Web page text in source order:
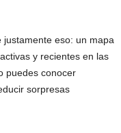
justamente eso: un mapa
y recientes en las
puedes conocer
sorpresas